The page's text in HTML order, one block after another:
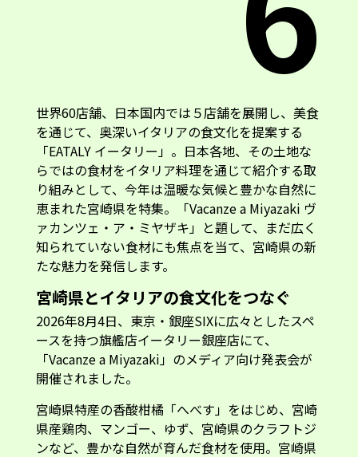
世界60店舗、日本国内では５店舗を展開し、美食
を通じて、奥深いイタリアの食文化を提案する
「EATALY イータリー」。日本各地、その土地な
らではの食材をイタリア料理を通じて紹介する取
り組みとして、今年は温暖な気候と豊かな自然に
恵まれた宮崎県を特集。「Vacanze a Miyazaki ヴ
ァカンツェ・ア・ミヤザキ」と題して、まだ広く
知られていない食材にも焦点を当て、宮崎県の新
たな魅力を発信します。
宮崎県とイタリアの食文化をつなぐ
2026年8月4日、東京・銀座SIXに広々としたスペ
ースを持つ旗艦店イータリー銀座店にて、
「Vacanze a Miyazaki」のメディア向け発表会が
開催されました。
宮崎県特産の香酸柑橘「へべす」をはじめ、宮崎
県産鶏肉、マンゴー、ゆず、宮崎県のクラフトジ
ンなど、豊かな自然が育んだ食材を使用。宮崎県